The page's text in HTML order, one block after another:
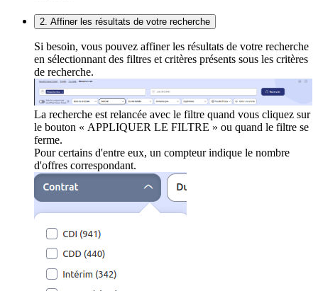
2. Affiner les résultats de votre recherche
Si besoin, vous pouvez affiner les résultats de votre recherche
en sélectionnant des filtres et critères présents sous les critères
de recherche.
La recherche est relancée avec le filtre quand vous cliquez sur
le bouton « APPLIQUER LE FILTRE » ou quand le filtre se
ferme.
Pour certains d'entre eux, un compteur indique le nombre
d'offres correspondant.